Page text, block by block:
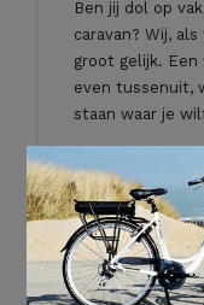
Ben jij dol op
caravan? Wij,
groot gelijk. Een
even tussenuit,
staan waar je
`Lees verder